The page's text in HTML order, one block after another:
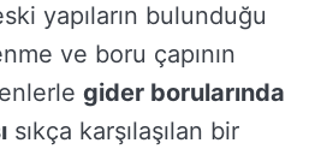
yapıların bulunduğu
ve boru çapının
gider borularında
sıkça karşılaşılan bir